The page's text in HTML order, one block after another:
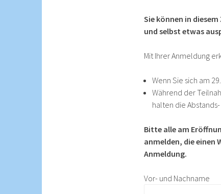
Sie können in
und selbst etwas
Mit Ihrer Anmeldung
Wenn Sie sich am
Während der
halten die
Bitte alle am
anmelden, die einen
Anmeldung.
Vor- und Nachname